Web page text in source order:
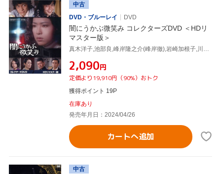
中古
DVD・ブルーレイ
DVD
闇にうかぶ微笑み コレクターズDVD ＜HDリ
マスター版＞
¥2,090円
定価より19,910円（90%）おトク
獲得ポイント 19P
在庫あり
発売年月日：2024/04/26
カートへ追加
中古